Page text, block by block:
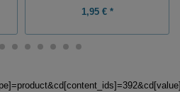
1,95 € *